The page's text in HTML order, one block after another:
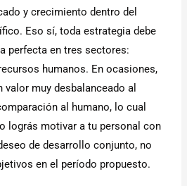
y crecimiento dentro del
Eso sí, toda estrategia debe
perfecta en tres sectores:
humanos. En ocasiones,
valor muy desbalanceado al
al humano, lo cual
lográs motivar a tu personal con
de desarrollo conjunto, no
en el período propuesto.